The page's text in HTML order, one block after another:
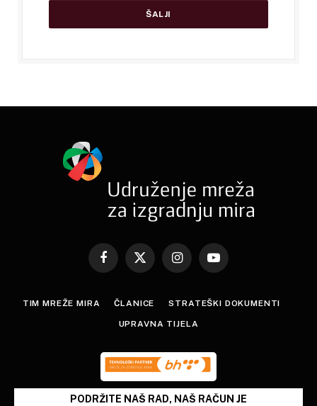
Facebook
X
InstagramYouTube
TIM MREŽE MIRA ČLANICE STRATEŠKI DOKUMENTI
UPRAVNA TIJELA
PODRŽITE NAŠ RAD, NAŠ RAČUN JE